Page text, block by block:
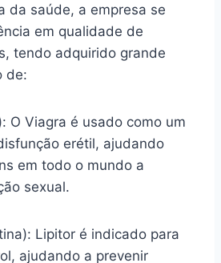
da saúde, a empresa se
em qualidade de
tendo adquirido grande
de:
O Viagra é usado como um
erétil, ajudando
em todo o mundo a
sexual.
Lipitor é indicado para
ajudando a prevenir